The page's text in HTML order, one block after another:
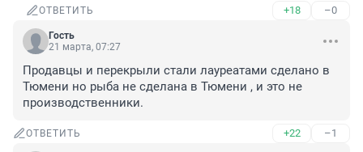
ОТВЕТИТЬ +18 –0
Гость
21 марта, 07:27
Продавцы и перекрыли стали лауреатами сделано в
Тюмени но рыба не сделана в Тюмени , и это не
производственники.
ОТВЕТИТЬ +22 –1